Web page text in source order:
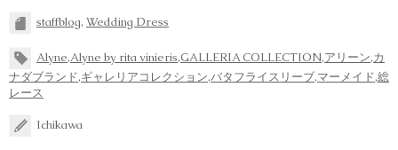
staffblog, Wedding Dress
Alyne,Alyne by rita vinieris,GALLERIA COLLECTION,アリーン,カ
ナダブランド,ギャレリアコレクション,バタフライスリーブ,マーメイド,総
レース
Ichikawa